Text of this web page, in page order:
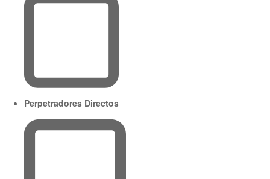
Perpetradores Directos